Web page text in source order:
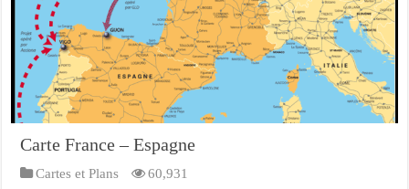
Carte France – Espagne
Cartes et Plans 60,931